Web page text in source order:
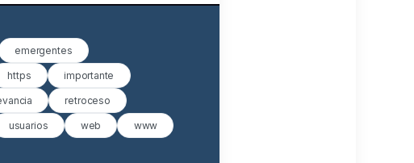
emergentes
https importante
retroceso
usuarios web www